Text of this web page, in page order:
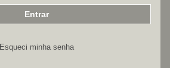
Esqueci minha senha